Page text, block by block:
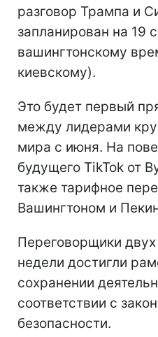
разговор Трампа и
запланирован на 19
вашингтонскому
киевскому).
Это будет первый
между лидерами
мира с июня. На
будущего TikTok от
также тарифное
Вашингтоном и
Переговорщики
недели достигли
сохранении
соответствии с
безопасности.